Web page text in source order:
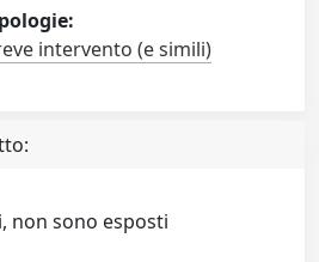
intervento (e simili)
non sono esposti